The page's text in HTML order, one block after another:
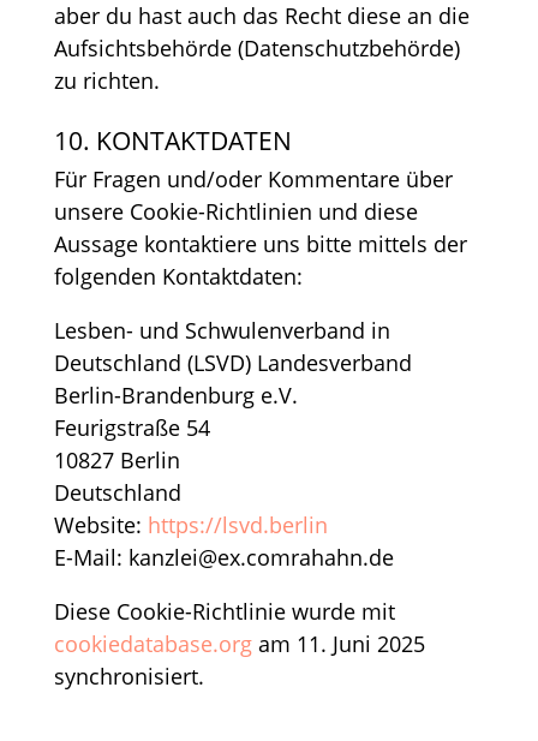
aber du hast auch das Recht diese an die
Aufsichtsbehörde (Datenschutzbehörde)
zu richten.
10. KONTAKTDATEN
Für Fragen und/oder Kommentare über
unsere Cookie-Richtlinien und diese
Aussage kontaktiere uns bitte mittels der
folgenden Kontaktdaten:
Lesben- und Schwulenverband in
Deutschland (LSVD) Landesverband
Berlin-Brandenburg e.V.
Feurigstraße 54
10827 Berlin
Deutschland
Website: https://lsvd.berlin
E-Mail: kanzlei@ex.comrahahn.de
Diese Cookie-Richtlinie wurde mit
cookiedatabase.orgam 11. Juni 2025
synchronisiert.